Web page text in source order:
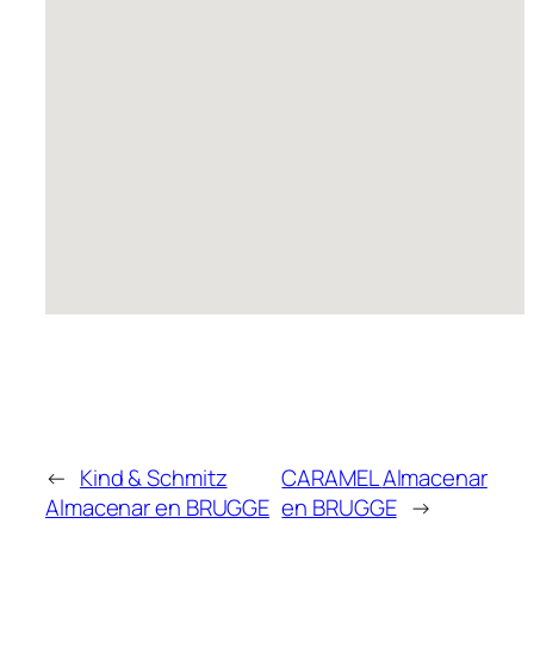
← Kind & Schmitz
Almacenar en BRUGGE
CARAMELAlmacenar
en BRUGGE →